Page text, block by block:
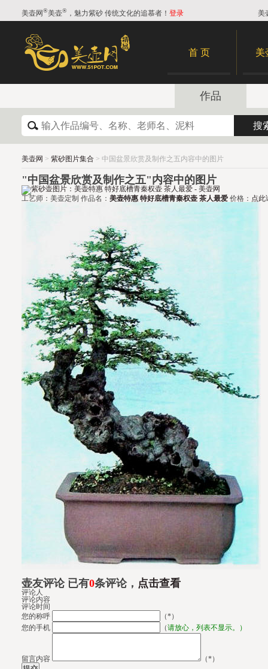
美壶网®美壶® ，魅力紫砂 传统文化的追慕者！ 登录 美
首 页 美
作品
美壶网 > 紫砂图片集合 > 中国盆景欣赏及制作之五内容中的图片
"中国盆景欣赏及制作之五"内容中的图片
工艺师：美壶定制 作品名： 美壶特惠 特好底槽青秦权壶 茶人最爱 价格： 点此
壶友评论 已有0条评论， 点击查看
评论人
评论内容
评论时间
您的称呼
（*）
您的手机
（请放心，列表不显示。）
留言内容 （*）